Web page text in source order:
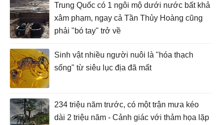
Trung Quốc có 1 ngôi mộ dưới nước bất khả
xâm phạm, ngay cả Tần Thủy Hoàng cũng
phải "bó tay" trở về
Sinh vật nhiều người nuôi là "hóa thạch
sống" từ siêu lục địa đã mất
234 triệu năm trước, có một trận mưa kéo
dài 2 triệu năm - Cảnh giác với thảm họa lặp